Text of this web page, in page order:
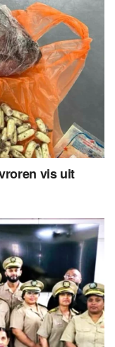
vis uit